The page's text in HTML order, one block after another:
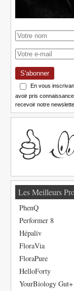
S'abonner
En vous
avoir pris
recevoir notre
Les Meilleurs
PhenQ
Performer 8
Hépaliv
FloraVia
FloraPure
HelloForty
YourBiology Gut+